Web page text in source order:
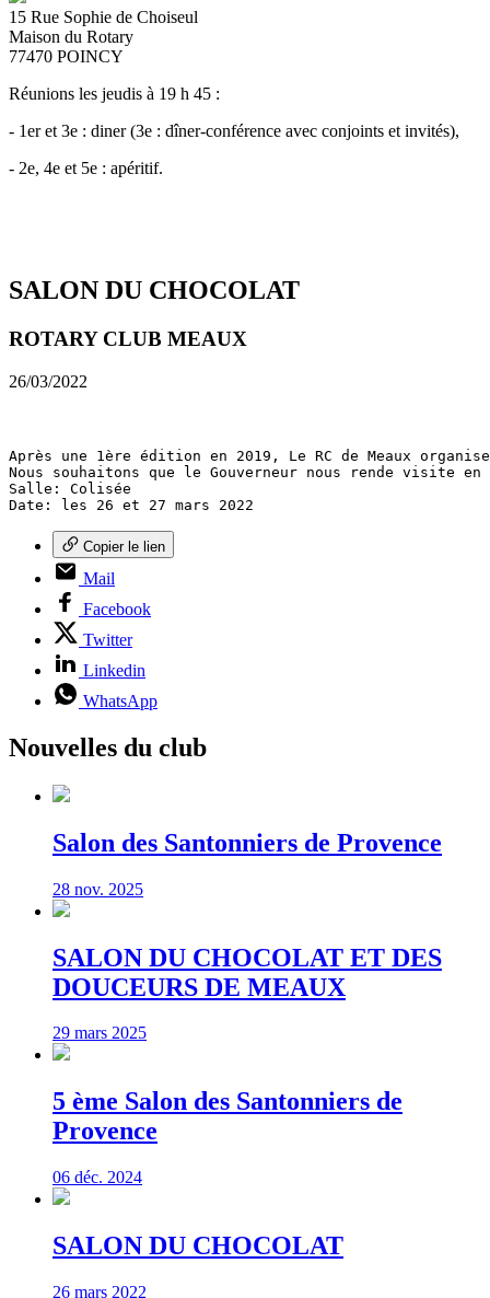
15 Rue Sophie de Choiseul
Maison du Rotary
77470 POINCY
Réunions les jeudis à 19 h 45 :
- 1er et 3e : diner (3e : dîner-conférence avec conjoints et invités),
- 2e, 4e et 5e : apéritif.
SALON DU CHOCOLAT
ROTARY CLUB MEAUX
26/03/2022
Après une 1ère édition en 2019, Le RC de Meaux
Nous souhaitons que le Gouverneur nous rende visite
Salle: Colisée
Date: les 26 et 27 mars 2022
Copier le lien
Mail
Facebook
Twitter
Linkedin
WhatsApp
Nouvelles du club
Salon des Santonniers de Provence
28 nov. 2025
SALON DU CHOCOLAT ET DES
DOUCEURS DE MEAUX
29 mars 2025
5 ème Salon des Santonniers de
Provence
06 déc. 2024
SALON DU CHOCOLAT
26 mars 2022